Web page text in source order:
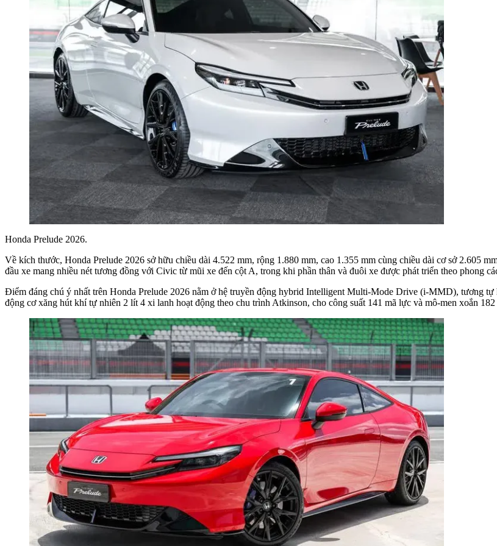
Honda Prelude 2026.
Về kích thước, Honda Prelude 2026 sở hữu chiều dài 4.522 mm, rộng 1.880 mm, cao 1.355 mm cùng chiều dài cơ sở 2.605
đầu xe mang nhiều nét tương đồng với Civic từ mũi xe đến cột A, trong khi phần thân và đuôi xe được phát triển theo phong
Điểm đáng chú ý nhất trên Honda Prelude 2026 nằm ở hệ truyền động hybrid Intelligent Multi-Mode Drive (i-MMD), tương
động cơ xăng hút khí tự nhiên 2 lít 4 xi lanh hoạt động theo chu trình Atkinson, cho công suất 141 mã lực và mô-men xoắn